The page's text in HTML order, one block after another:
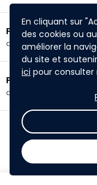
En cliquant sur
des cookies ou
améliorer la
du site et
ici pour
Fiche de poste
document
PROJETS SSLP 01 07
document
Commentaires